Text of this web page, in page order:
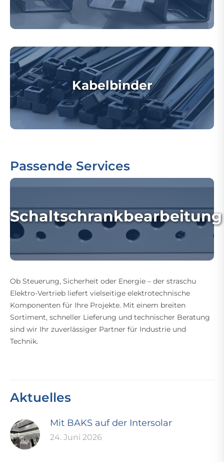
Kabelbinder
Passende Services
Schaltschrankbearbeitung
Ob Steuerung, Sicherheit oder Energie – der straschu
Elektro-Vertrieb liefert vielseitige elektrotechnische
Komponenten für Ihre Projekte. Mit einem breiten
Sortiment, schneller Lieferung und technischer Beratung
sind wir Ihr zuverlässiger Partner für Industrie und
Technik.
Aktuelles
Mit BAKS auf der Intersolar
24. Juni 2026